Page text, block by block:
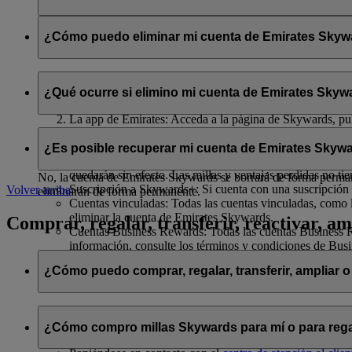
Se compartirán con flydubai su nombre y su dirección de
política de privacidad de flydubai.
¿Cómo puedo eliminar mi cuenta de Emirates
Puede eliminar su cuenta de Emirates Skywards o cancelar
La app de Emirates: Acceda a la página de Skywards,
¿Qué ocurre si elimino mi cuenta de Emirates
Si decide eliminar su cuenta de Emirates Skywards o
Millas Skywards y recompensas no utilizadas: Todas
quedarán sin efecto. Las millas y ventajas perdidas no
Suscripción a Skywards+: Si cuenta con una
Cuentas vinculadas: Todas las cuentas vinculadas,
eliminar la cuenta de Emirates Skywards.
Cuentas Business Rewards: Todas las cuentas
información, consulte los términos y condiciones de
¿Es posible recuperar mi cuenta de Emirates
No, la cuenta de Emirates Skywards se borrará de forma
eliminarán de forma permanente.
Volver arriba
Comprar, regalar, transferir, reactivar,
¿Cómo puedo comprar, regalar, transferir, ampliar
Si desea comprar, regalar y transferir millas Skywards, puede
¿Cómo compro millas Skywards para mí o para